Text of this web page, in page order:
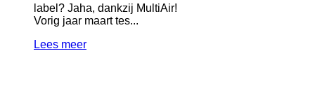
label? Jaha, dankzij MultiAir!
Vorig jaar maart tes...
Lees meer